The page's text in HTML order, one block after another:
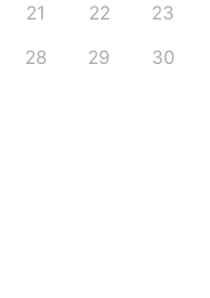
21 22 23
28 29 30